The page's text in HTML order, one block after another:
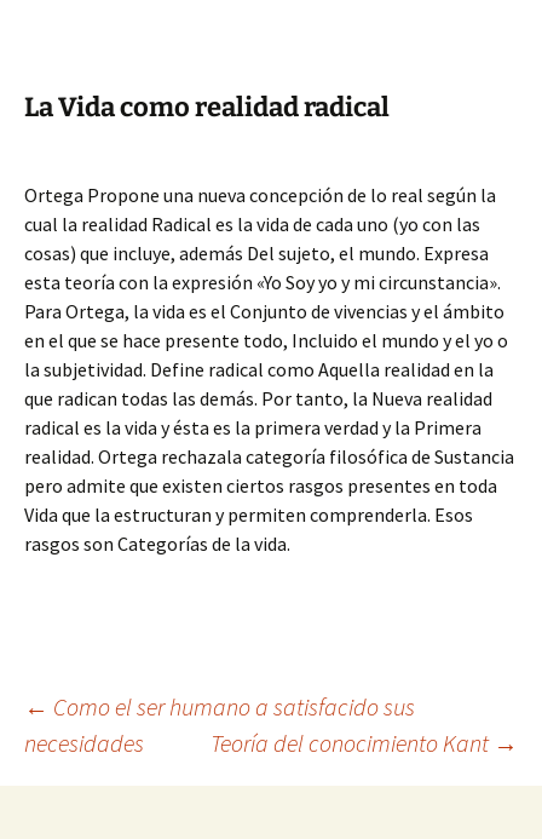
La Vida como realidad radical
Ortega Propone una nueva concepción de lo real según la
cual la realidad Radical es la vida de cada uno (yo con las
cosas) que incluye, además Del sujeto, el mundo. Expresa
esta teoría con la expresión «Yo Soy yo y mi circunstancia».
Para Ortega, la vida es el Conjunto de vivencias y el ámbito
en el que se hace presente todo, Incluido el mundo y el yo o
la subjetividad. Define radical como Aquella realidad en la
que radican todas las demás. Por tanto, la Nueva realidad
radical es la vida y ésta es la primera verdad y la Primera
realidad. Ortega rechazala categoría filosófica de Sustancia
pero admite que existen ciertos rasgos presentes en toda
Vida que la estructuran y permiten comprenderla. Esos
rasgos son Categorías de la vida.
Navegación
de
← Como el ser humano a satisfacido sus
necesidades
Teoría del conocimiento Kant →